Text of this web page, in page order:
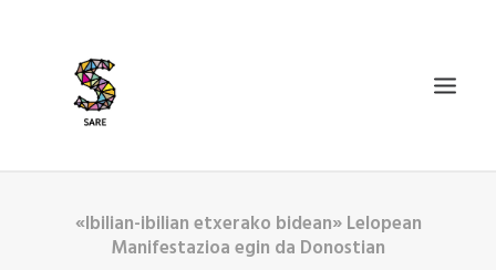
IZAN BIDEA
ZER DA SARE?
«Ibilian-ibilian etxerako bidean» Lelopean
Manifestazioa egin da Donostian